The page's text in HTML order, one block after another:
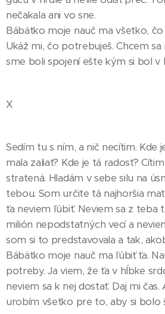
nečakala ani vo sne.
Bábätko moje nauč ma všetko,
Ukáž mi, čo potrebuješ. Chcem
sme boli spojení ešte kým si bol v
X
Sedím tu s ním, a nič necítim. Kde
mala zaliať? Kde je tá radosť?
stratená. Hladám v sebe silu na
tebou. Som určite tá najhoršia
ťa neviem ľúbiť. Neviem sa z teba
milión nepodstatných vecí a
som si to predstavovala a tak,
Bábätko moje nauč ma ľúbiť ťa.
potreby. Ja viem, že ťa v hĺbke
neviem sa k nej dostať. Daj mi
urobím všetko pre to, aby si bolo